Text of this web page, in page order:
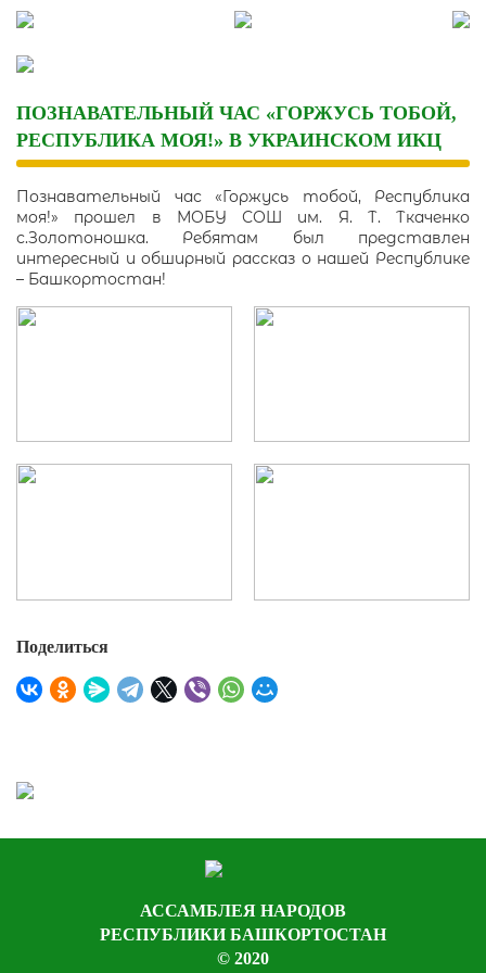
Skip
content
ПОЗНАВАТЕЛЬНЫЙ ЧАС «ГОРЖУСЬ ТОБОЙ,
РЕСПУБЛИКА МОЯ!» В УКРАИНСКОМ ИКЦ
Познавательный час «Горжусь тобой, Республика
моя!» прошел в МОБУ СОШ им. Я. Т. Ткаченко
с.Золотоношка. Ребятам был представлен
интересный и обширный рассказ о нашей Республике
– Башкортостан!
Поделиться
АССАМБЛЕЯ НАРОДОВ
РЕСПУБЛИКИ БАШКОРТОСТАН
© 2020